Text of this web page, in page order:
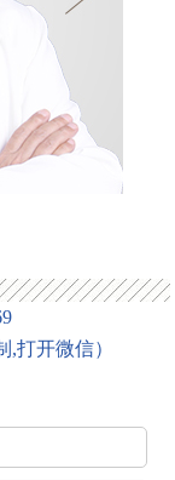
,打开微信）